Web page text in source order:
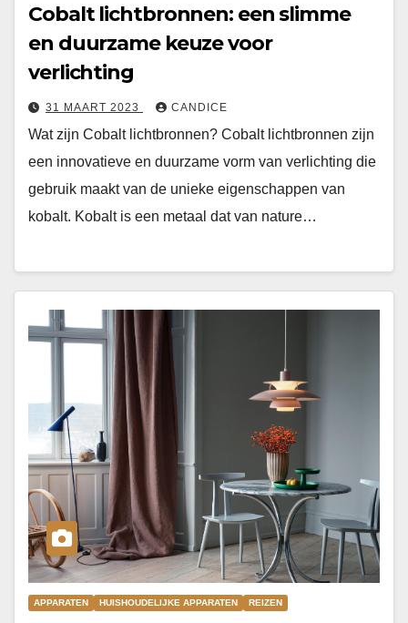
Cobalt lichtbronnen: een slimme
en duurzame keuze voor
verlichting
31 MAART 2023 CANDICE
Wat zijn Cobalt lichtbronnen? Cobalt lichtbronnen zijn
een innovatieve en duurzame vorm van verlichting die
gebruik maakt van de unieke eigenschappen van
kobalt. Kobalt is een metaal dat van nature…
APPARATEN HUISHOUDELIJKE APPARATEN REIZEN